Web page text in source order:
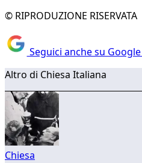
© RIPRODUZIONE RISERVATA
Seguici anche su
Altro di Chiesa Italiana
Chiesa